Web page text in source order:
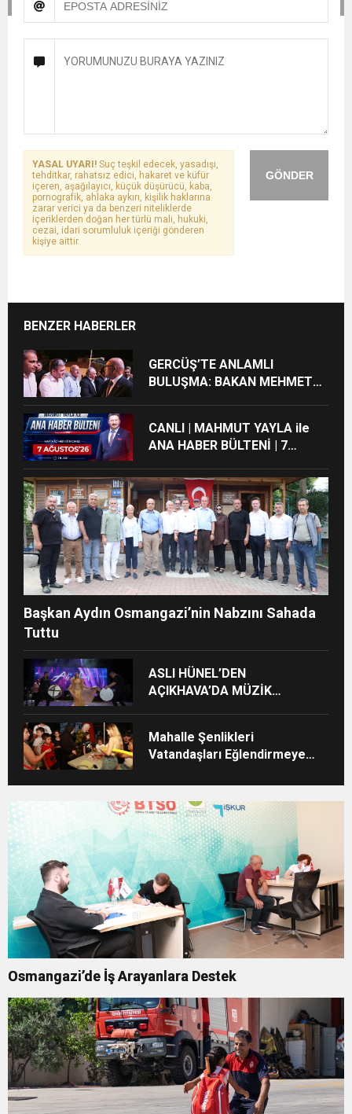
GÖNDER
YASAL UYARI! Suç teşkil edecek, yasadışı,
tehditkar, rahatsız edici, hakaret ve küfür
içeren, aşağılayıcı, küçük düşürücü, kaba,
pornografik, ahlaka aykırı, kişilik haklarına
zarar verici ya da benzeri niteliklerde
içeriklerden doğan her türlü mali, hukuki,
cezai, idari sorumluluk içeriği gönderen
kişiye aittir.
BENZER HABERLER
GERCÜŞ’TE ANLAMLI
BULUŞMA: BAKAN MEHMET
CANLI | MAHMUT YAYLA ile
ANA HABER BÜLTENİ | 7
Başkan Aydın Osmangazi’nin Nabzını Sahada
Tuttu
ASLI HÜNEL’DEN
AÇIKHAVA’DA MÜZİK
Mahalle Şenlikleri
Vatandaşları Eğlendirmeye
Osmangazi’de İş Arayanlara Destek